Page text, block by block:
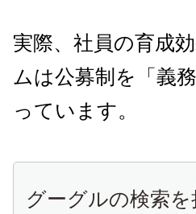
実際、社員の育成
ムは公募制を「義
っています。
グーグルの検索